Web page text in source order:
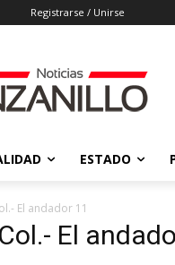
Registrarse / Unirse
ESTADO
El andador 11
El